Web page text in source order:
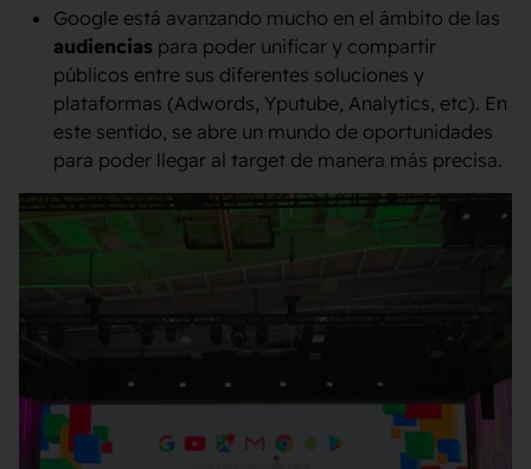
Google está avanzando mucho en el ámbito de las
audienciaspara poder unificar y compartir
públicos entre sus diferentes soluciones y
plataformas (Adwords, Yputube, Analytics, etc). En
este sentido, se abre un mundo de oportunidades
para poder llegar al target de manera más precisa.